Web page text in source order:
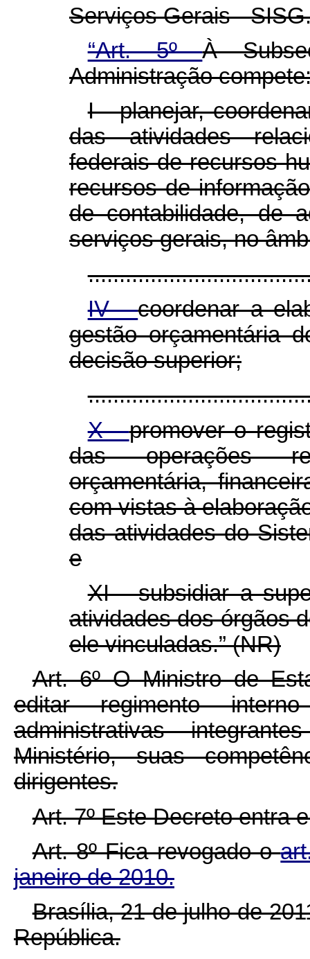
Serviços Gerais -
“Art. 5ºÀ
Administração
I - planejar,
das atividades
federais de recursos
recursos de
de contabilidade, de
serviços gerais, no
IV -coordenar a
gestão orçamentária
decisão superior;
X -promover o
das operações
orçamentária,
com vistas à
das atividades do
e
XI - subsidiar a
atividades dos órgãos
ele vinculadas.” (NR)
Art. 6º O Ministro de
editar regimento
administrativas
Ministério, suas
dirigentes.
Art. 7º Este Decreto entra
Art. 8º Fica revogado o
janeiro de 2010.
Brasília, 21 de julho de
República.